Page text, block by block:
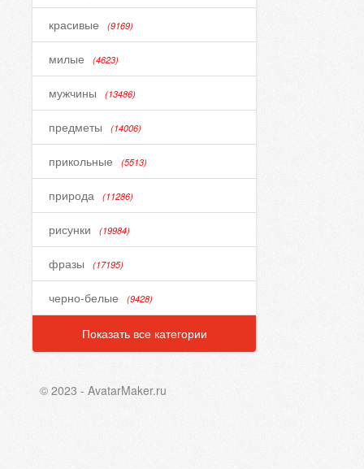
красивые (9169)
милые (4623)
мужчины (13486)
предметы (14006)
прикольные (5513)
природа (11286)
рисунки (19984)
фразы (17195)
черно-белые (9428)
Показать все категории
© 2023 - AvatarMaker.ru